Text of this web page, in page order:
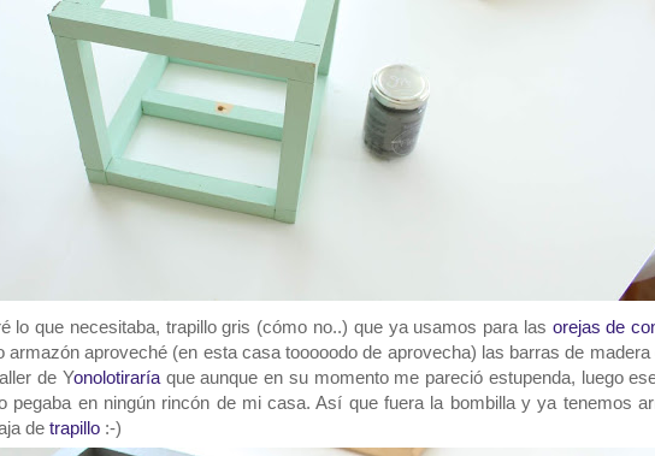
lo que necesitaba, trapillo gris (cómo no..) que ya usamos para las orejas de
armazón aproveché (en esta casa tooooodo de aprovecha) las barras de madera
de Yonolotiraríaque aunque en su momento me pareció estupenda, luego
pegaba en ningún rincón de mi casa. Así que fuera la bombilla y ya tenemos
de trapillo :-)